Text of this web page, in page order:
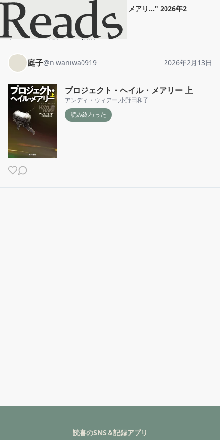
プロジェクト・ヘイル・メアリ..." 2026年2
月13日
ホーム
庭子 投稿
庭子@niwaniwa0919 2026年2月13日
プロジェクト・ヘイル・メアリー 上
アンディ・ウィアー,小野田和子
読み終わった
読書のSNS＆記録アプリ